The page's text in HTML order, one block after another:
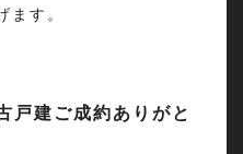
ます。
戸建ご成約ありがと